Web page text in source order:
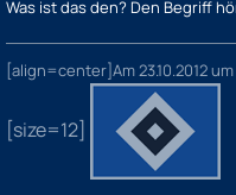
Was ist das den? Den Begriff
[align=center]Am 23.10.2012
[size=12]